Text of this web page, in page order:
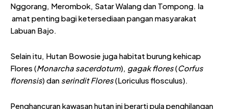
Nggorang, Merombok, Satar Walang dan Tompong. Ia
amat penting bagi ketersediaan pangan masyarakat
Labuan Bajo.
Selain itu, Hutan Bowosie juga habitat burung kehicap
Flores (Monarcha sacerdotum), gagakflores(Corfus
florensis) dan serindit Flores(Loriculus flosculus).
Penghancuran kawasan hutan ini berarti pula penghilangan